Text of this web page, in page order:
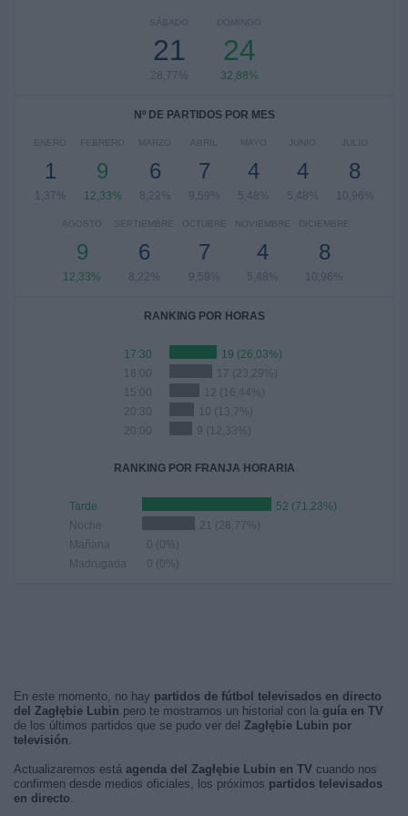
SÁBADO
21
28,77%
DOMINGO
24
32,88%
Nº DE PARTIDOS POR MES
ENERO
1
1,37%
FEBRERO
9
12,33%
MARZO
6
8,22%
ABRIL
7
9,59%
MAYO
4
5,48%
JUNIO
4
5,48%
JULIO
8
10,96%
AGOSTO
9
12,33%
SEPTIEMBRE
6
8,22%
OCTUBRE
7
9,59%
NOVIEMBRE
4
5,48%
DICIEMBRE
8
10,96%
RANKING POR HORAS
17:30
19 (26,03%)
18:00
17 (23,29%)
15:00
12 (16,44%)
20:30
10 (13,7%)
20:00
9 (12,33%)
RANKING POR FRANJA HORARIA
Tarde
52 (71,23%)
Noche
21 (28,77%)
Mañana
0 (0%)
Madrugada
0 (0%)
En este momento, no hay partidos de fútbol televisados en directo
del Zagłębie Lubin pero te mostramos un historial con la guía en TV
de los últimos partidos que se pudo ver del Zagłębie Lubin por
televisión.
Actualizaremos está agenda del Zagłębie Lubin en TV cuando nos
confirmen desde medios oficiales, los próximos partidos televisados
en directo.